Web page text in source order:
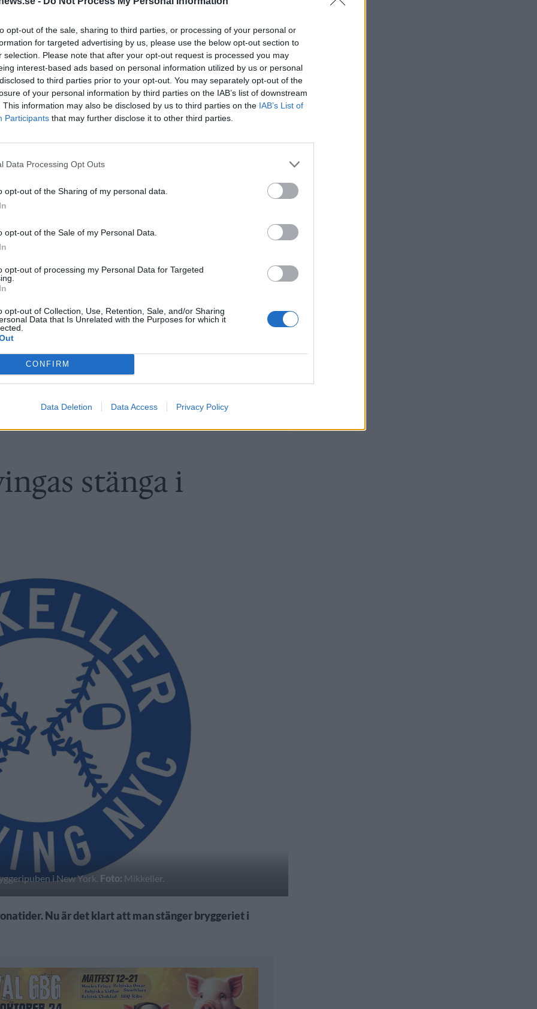
opt-out of the sale, sharing to third parties, or processing of your personal or
for targeted advertising by us, please use the below opt-out section to
selection. Please note that after your opt-out request is processed you may
interest-based ads based on personal information utilized by us or personal
to third parties prior to your opt-out. You may separately opt-out of the
of your personal information by third parties on the IAB’s list of downstream
This information may also be disclosed by us to third parties on the IAB’s List of
Participants that may further disclose it to other third parties.
Data Processing Opt Outs
opt-out of the Sharing of my personal data.
opt-out of the Sale of my Personal Data.
opt-out of processing my Personal Data for Targeted
opt-out of Collection, Use, Retention, Sale, and/or Sharing
Data that Is Unrelated with the Purposes for which it
CONFIRM
Data Deletion Data Access Privacy Policy
WALES
Indie Beer slår
stänga i
i New York. Foto: Mikkeller.
Nu är det klart att man stänger bryggeriet i